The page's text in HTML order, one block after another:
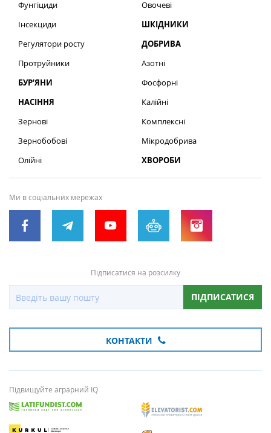
Фунгіциди
Інсекциди
Регулятори росту
Протруйники
БУР’ЯНИ
НАСІННЯ
Зернові
Зернобобові
Олійні
Овочеві
ШКІДНИКИ
ДОБРИВА
Азотні
Фосфорні
Калійні
Комплексні
Мікродобрива
ХВОРОБИ
Ми в соціальних мережах
Підписатися на розсилку
ПІДПИСАТИСЯ
КОНТАКТИ
Підвищуйте аграрний IQ